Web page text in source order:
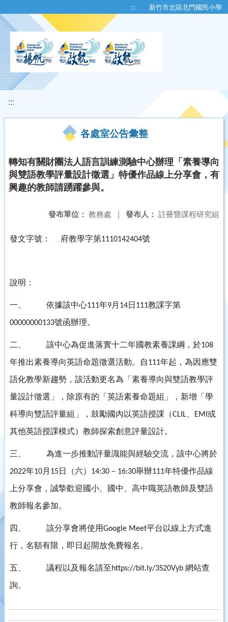
::: 新竹市北區北門國民小學
:::
各處室公告彙整
轉知有關財團法人語言訓練測驗中心辦理「素養導向
與雙語教學評量設計徵選」特優作品線上分享會，有
興趣的教師請踴躍參與。
發布人： 註冊暨課程研究組
發布單位： 教務處 |
發文字號： 府教學字第1110142404號
說明：
一、 依據該中心111年9月 14日 111教課字第
00000000133號函辦理。
二、 該中心為促進落實十二年國教素養課綱，於108
年推出素養導向英語命題徵選活動。自111年起，為因應雙
語化教學新趨勢，該活動更名為「素養導向與雙語教學評
量設計徵選」，除原有的「英語素養命題組」，新增「學
科導向雙語評量組」，鼓勵國內以英語授課（CLIL EMI 或
其他英語授課模式）教師探索創意評量設計。
三、 為進一步推動評量識能與經驗交流，該中心將於
2022年10月 15日（六） 14:30 － 16:30舉辦111年特優作品線
上分享會，誠摯歡迎國小、國中、高中職英語教師及雙語
教師報名參加。
四、 該分享會將使用Google Meet平台以線上方式進
行，名額有限，即日起開放免費報名。
五、 議程以及報名請至https://bit.ly/3S20Vyb 網站查
詢。